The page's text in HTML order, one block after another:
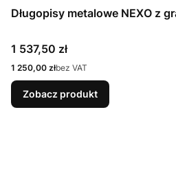
Długopisy metalowe NEXO z
Cena
1 537,50 zł
Cena
1 250,00 złbez VAT
Zobacz produkt